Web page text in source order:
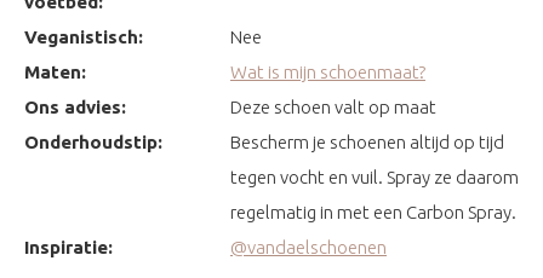
Veganistisch:
Nee
Maten:
Wat is mijn schoenmaat?
Ons advies:
Deze schoen valt op maat
Onderhoudstip:
Bescherm je schoenen altijd op tijd
tegen vocht en vuil. Spray ze daarom
regelmatig in met een Carbon Spray.
Inspiratie:
@vandaelschoenen